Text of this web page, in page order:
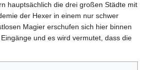
hauptsächlich die drei großen Städte mit
der Hexer in einem nur schwer
Magier erschufen sich hier binnen
und es wird vermutet, dass die